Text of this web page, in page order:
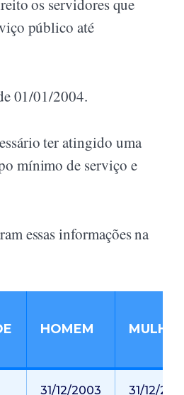
os servidores que
público até
01/01/2004.
ter atingido uma
mínimo de serviço e
essas informações na
HOMEM
31/12/2003 31/12/